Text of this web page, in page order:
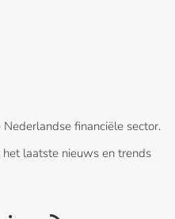
financiële sector.
laatste nieuws en trends